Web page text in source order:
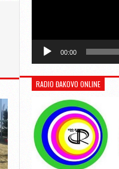
00:00
RADIO ĐAKOVO ONLINE